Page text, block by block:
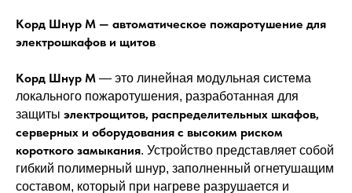
Корд Шнур М — автоматическое пожаротушение для
электрошкафов и щитов
Корд Шнур М — это линейная модульная система
локального пожаротушения, разработанная для
защиты электрощитов, распределительных шкафов,
серверных и оборудования с высоким риском
короткого замыкания. Устройство представляет собой
гибкий полимерный шнур, заполненный огнетушащим
составом, который при нагреве разрушается и